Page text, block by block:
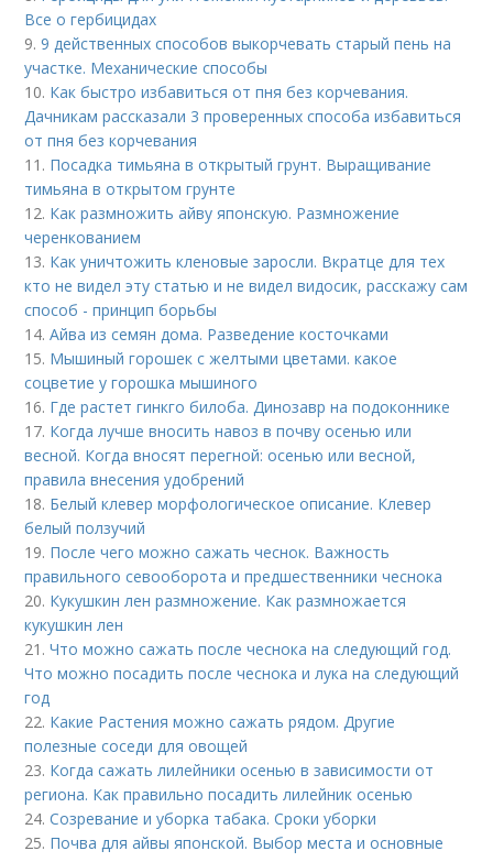
Все о гербицидах
9.9 действенных способов выкорчевать старый пень на
участке. Механические способы
10. Как быстро избавиться от пня без корчевания.
Дачникам рассказали 3 проверенных способа избавиться
от пня без корчевания
11. Посадка тимьяна в открытый грунт. Выращивание
тимьяна в открытом грунте
12. Как размножить айву японскую. Размножение
черенкованием
13. Как уничтожить кленовые заросли. Вкратце для тех
кто не видел эту статью и не видел видосик, расскажу сам
способ - принцип борьбы
14.Айва из семян дома. Разведение косточками
15. Мышиный горошек с желтыми цветами. какое
соцветие у горошка мышиного
16. Где растет гинкго билоба. Динозавр на подоконнике
17. Когда лучше вносить навоз в почву осенью или
весной. Когда вносят перегной: осенью или весной,
правила внесения удобрений
18. Белый клевер морфологическое описание. Клевер
белый ползучий
19. После чего можно сажать чеснок. Важность
правильного севооборота и предшественники чеснока
20. Кукушкин лен размножение. Как размножается
кукушкин лен
21.Что можно сажать после чеснока на следующий год.
Что можно посадить после чеснока и лука на следующий
год
22. Какие Растения можно сажать рядом. Другие
полезные соседи для овощей
23. Когда сажать лилейники осенью в зависимости от
региона. Как правильно посадить лилейник осенью
24.Созревание и уборка табака. Сроки уборки
25. Почва для айвы японской. Выбор места и основные